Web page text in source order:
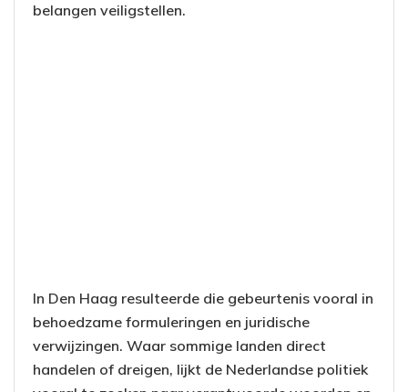
belangen veiligstellen.
In Den Haag resulteerde die gebeurtenis vooral in
behoedzame formuleringen en juridische
verwijzingen. Waar sommige landen direct
handelen of dreigen, lijkt de Nederlandse politiek